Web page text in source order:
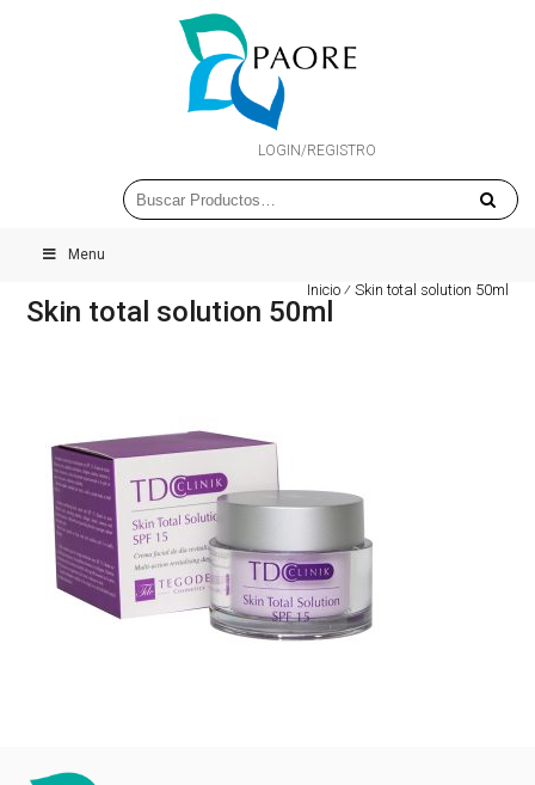
LOGIN/REGISTRO
Menu
Inicio ⁄Skin total solution 50ml
Skin total solution 50ml